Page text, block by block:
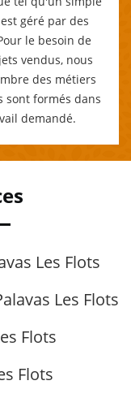
géré par des
le besoin de
vendus, nous
des métiers
sont formés dans
demandé.
Les Flots
Les Flots
Flots
Flots